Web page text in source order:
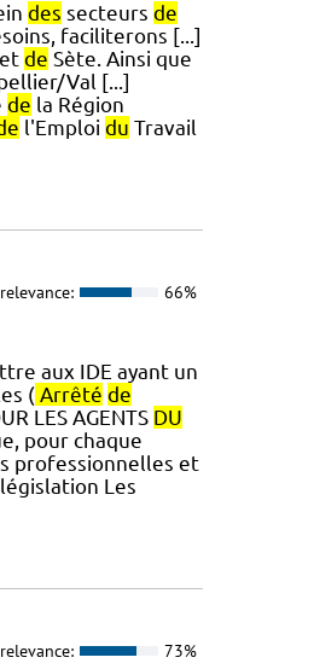
des secteurs de
faciliterons [...]
de Sète. Ainsi que
Val [...]
de la Région
l'Emploi du Travail
relevance: 66%
aux IDE ayant un
( Arrêté de
LES AGENTS DU
pour chaque
professionnelles et
Les
relevance: 73%